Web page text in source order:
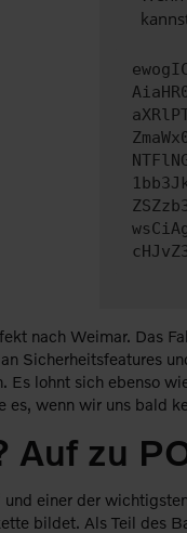
nach Weimar. Das
Sicherheitsfeatures
Es lohnt sich ebenso
es, wenn wir uns bald
Auf zu
einer der
bildet. Als Teil des